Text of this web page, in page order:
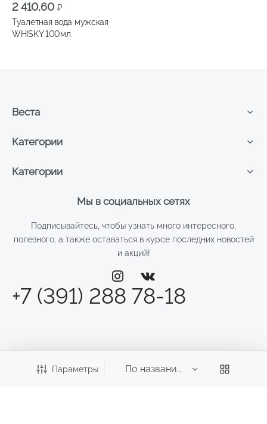
Параметры
2 410,60 ₽
Туалетная вода мужская
WHISKY 100мл
Мы в социальных сетях
Подписывайтесь, чтобы узнать много интересного,
полезного, а также оставаться в курсе последних новостей
и акций!
+7 (391) 288 78-18
Категории
Категории
Веста